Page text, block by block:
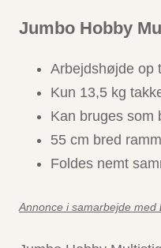
Jumbo Hobby
Arbejdshøjde op
Kun 13,5 kg
Kan bruges som
55 cm bred
Foldes nemt
Annonce i samarbejde med